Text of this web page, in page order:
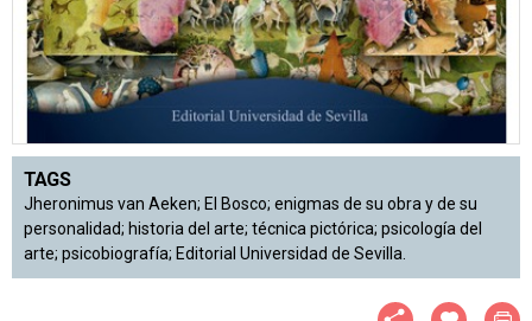
TAGS
Jheronimus van Aeken; El Bosco; enigmas de su obra y de su
personalidad; historia del arte; técnica pictórica; psicología del
arte; psicobiografía; Editorial Universidad de Sevilla.